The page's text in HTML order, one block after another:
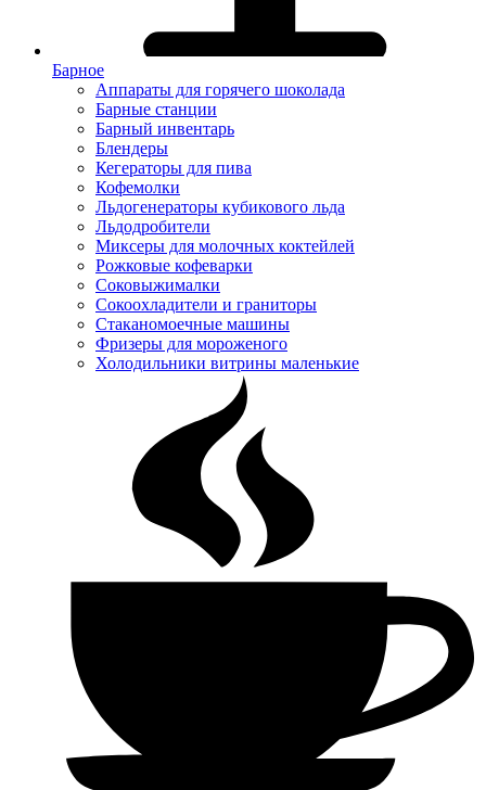
Барное
Аппараты для горячего шоколада
Барные станции
Барный инвентарь
Блендеры
Кегераторы для пива
Кофемолки
Льдогенераторы кубикового льда
Льдодробители
Миксеры для молочных коктейлей
Рожковые кофеварки
Соковыжималки
Сокоохладители и граниторы
Стаканомоечные машины
Фризеры для мороженого
Холодильники витрины маленькие